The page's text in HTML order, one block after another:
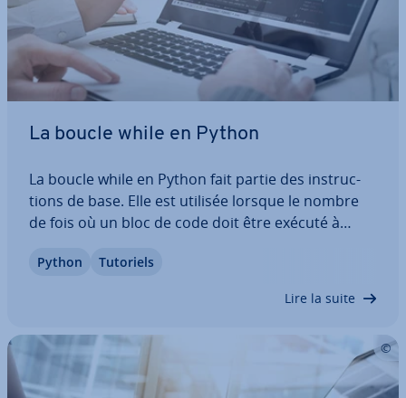
La boucle while en Python
La boucle while en Python fait partie des ins­truc­
tions de base. Elle est utilisée lorsque le nombre
de fois où un bloc de code doit être exécuté à
de l’exécution. Grâce à sa flexi­bi­lité, la boucle while
Python Tutoriels
Lire la suite